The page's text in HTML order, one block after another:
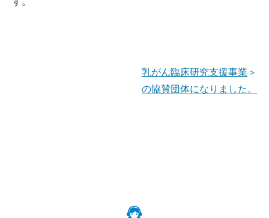
＞
乳がん臨床研究支援事業
の協賛団体になりました。